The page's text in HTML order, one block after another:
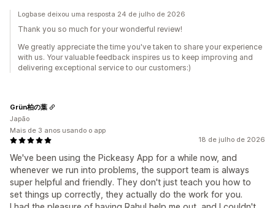
Logbase deixou uma resposta 24 de julho de 2026
Thank you so much for your wonderful review!
We greatly appreciate the time you've taken to share your experience
with us. Your valuable feedback inspires us to keep improving and
delivering exceptional service to our customers:)
18 de julho de 2026
We've been using the Pickeasy App for a while now, and
whenever we run into problems, the support team is always
super helpful and friendly. They don't just teach you how to
set things up correctly, they actually do the work for you.
Grün柏の葉
Japão
Mais de 3 anos usando o app